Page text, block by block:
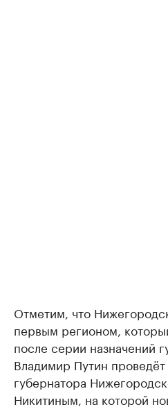
Отметим, что
первым регионом,
после серии назначений
Владимир Путин
губернатора
Никитиным, на которой